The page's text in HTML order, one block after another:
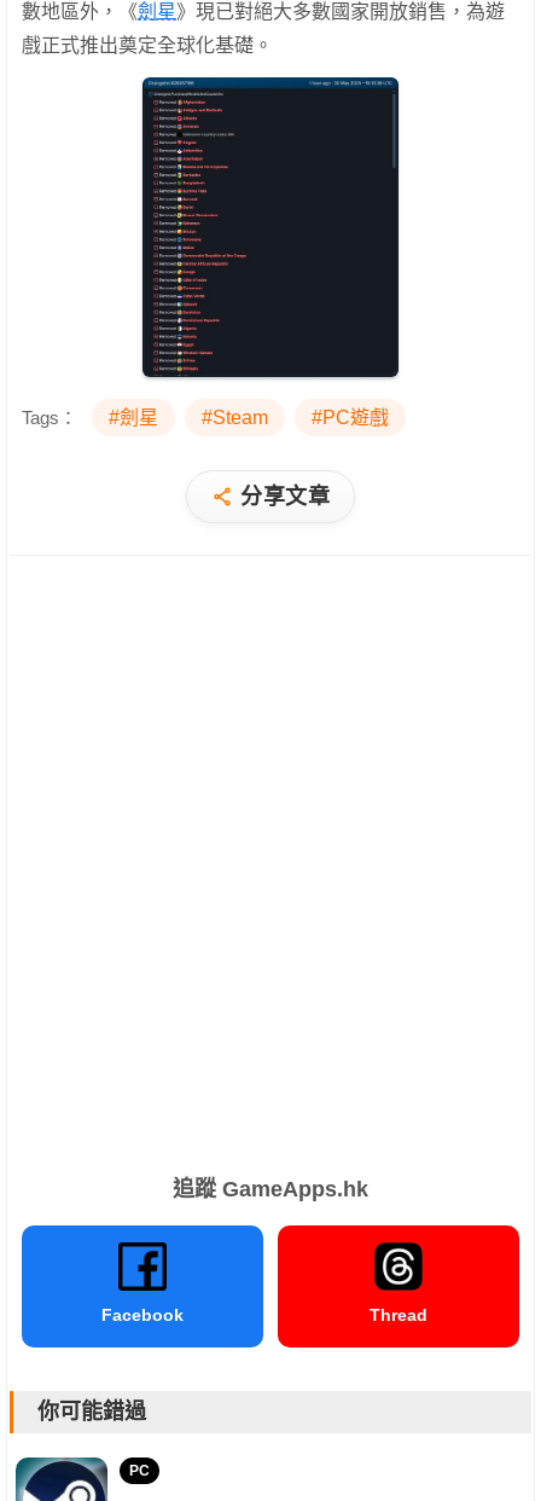
數地區外，《劍星》現已對絕大多數國家開放銷售，為遊
戲正式推出奠定全球化基礎。
Tags： #劍星 #Steam #PC遊戲
分享文章
追蹤 GameApps.hk
Facebook Thread
你可能錯過
PC